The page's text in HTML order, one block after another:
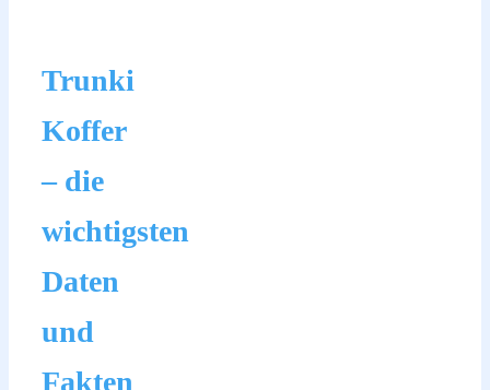
Trunki
Koffer
– die
wichtigsten
Daten
und
Fakten